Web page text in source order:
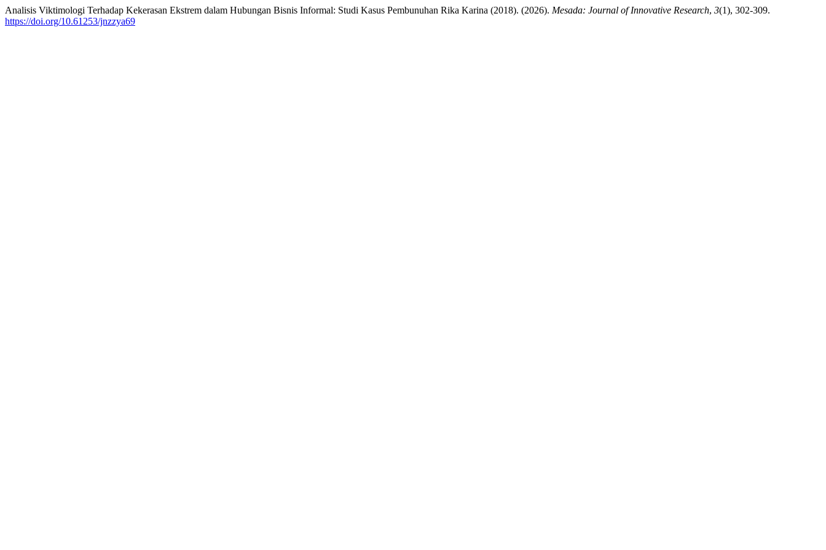
Analisis Viktimologi Terhadap Kekerasan Ekstrem dalam Hubungan Bisnis Informal: Studi Kasus Pembunuhan Rika Karina (2018). (2026). Mesada: Journal of Innovative Research, 3(1), 302-309.
https://doi.org/10.61253/jnzzya69